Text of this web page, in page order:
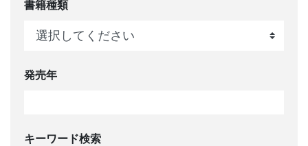
書籍種類
発売年
キーワード検索